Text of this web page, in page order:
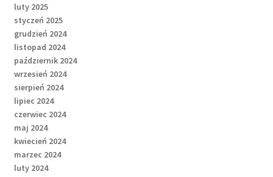
luty 2025
styczeń 2025
grudzień 2024
listopad 2024
październik 2024
wrzesień 2024
sierpień 2024
lipiec 2024
czerwiec 2024
maj 2024
kwiecień 2024
marzec 2024
luty 2024